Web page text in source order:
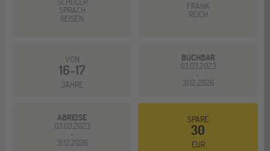
SPRACH
REISEN
FRANK
REICH
VON
16-17
JAHRE
BUCHBAR
03.03.2023
-
31.12.2026
ABREISE
03.03.2023
-
31.12.2026
SPARE
30
EUR